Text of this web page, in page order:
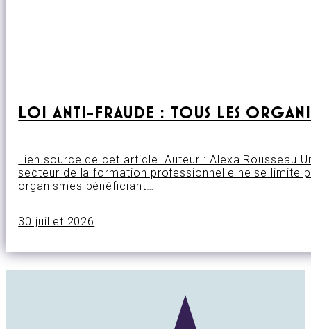
LOI ANTI-FRAUDE : TOUS LES
Lien source de cet article. Auteur : Alexa Rousseau
secteur de la formation professionnelle ne se limite
organismes bénéficiant…
30 juillet 2026